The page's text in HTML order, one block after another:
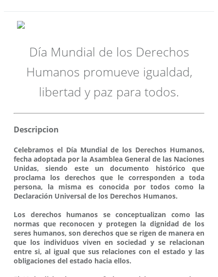
Día Mundial de los Derechos
Humanos promueve igualdad,
libertad y paz para todos.
Descripcion
Celebramos el Día Mundial de los Derechos Humanos,
fecha adoptada por la Asamblea General de las Naciones
Unidas, siendo este un documento histórico que
proclama los derechos que le corresponden a toda
persona, la misma es conocida por todos como la
Declaración Universal de los Derechos Humanos.
Los derechos humanos se conceptualizan como las
normas que reconocen y protegen la dignidad de los
seres humanos, son derechos que se rigen de manera en
que los individuos viven en sociedad y se relacionan
entre si, al igual que sus relaciones con el estado y las
obligaciones del estado hacia ellos.